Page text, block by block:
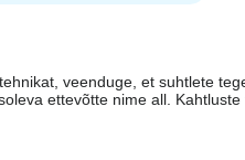
veenduge, et suhtlete
ettevõtte nime all.